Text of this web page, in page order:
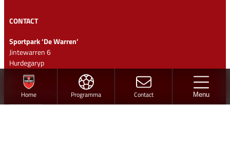
Home Programma Contact Menu
CONTACT
Sportpark ‘De Warren’
Jintewarren 6
Hurdegaryp
Contact
info@vvhardegarijp.nl